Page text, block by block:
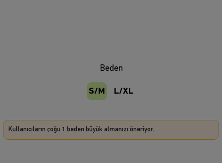
Beden
S/M L/XL
Kullanıcıların çoğu 1 beden büyük almanızı öneriyor.